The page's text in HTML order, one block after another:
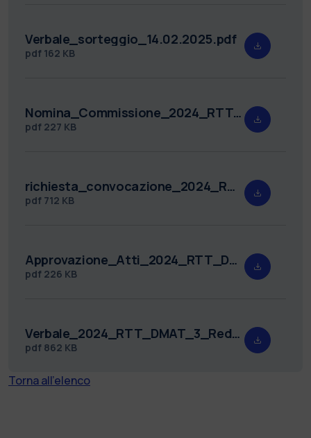
Verbale_sorteggio_14.02.2025.pdf
pdf 162 KB
Nomina_Commissione_2024_RTT_DMAT_3.pdf
pdf 227 KB
richiesta_convocazione_2024_RTT_DMAT_3.pdf
pdf 712 KB
Approvazione_Atti_2024_RTT_DMAT_3.pdf
pdf 226 KB
Verbale_2024_RTT_DMAT_3_Redatto.pdf
pdf 862 KB
Torna all'elenco